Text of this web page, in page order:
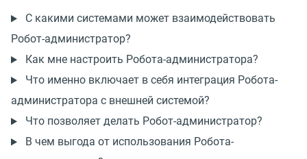
С какими системами может взаимодействовать
Робот-администратор?
Как мне настроить Робота-администратора?
Что именно включает в себя интеграция Робота-
администратора с внешней системой?
Что позволяет делать Робот-администратор?
В чем выгода от использования Робота-